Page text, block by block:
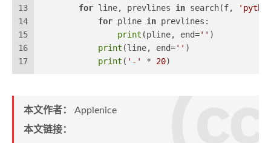
13
14
15
16
17
for line, prevlines in search(f,
for pline in prevlines:
print (pline, end='' )
print (line, end='' )
print ( '-' * 20)
本文作者： Applenice
本文链接：